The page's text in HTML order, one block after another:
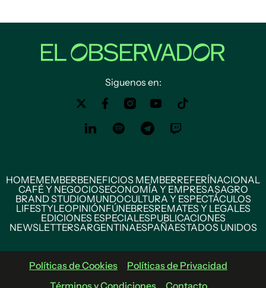
Siguenos en:
HOMEMEMBERBENEFICIOS MEMBERREFERÍNACIONAL
CAFÉ Y NEGOCIOSECONOMÍA Y EMPRESASAGRO
BRAND STUDIOMUNDOCULTURA Y ESPECTÁCULOS
LIFESTYLEOPINIÓNFÚNEBRESREMATES Y LEGALES
EDICIONES ESPECIALESPUBLICACIONES
NEWSLETTERSARGENTINAESPAÑAESTADOS UNIDOS
Políticas de Cookies
Políticas de Privacidad
Términos y Condiciones
Contacto